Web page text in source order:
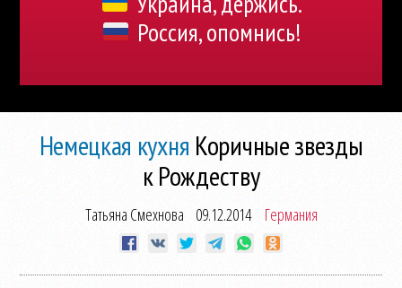
Россия, опомнись!
Немецкая кухня Коричные звезды
к Рождеству
Татьяна Смехнова 09.12.2014 Германия